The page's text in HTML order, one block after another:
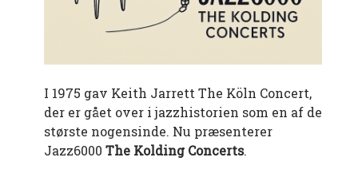
I 1975 gav Keith Jarrett The Köln Concert,
der er gået over i jazzhistorien som en af de
største nogensinde. Nu præsenterer
Jazz6000 The Kolding Concerts.